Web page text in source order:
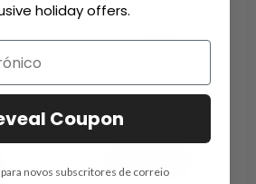
T1 Pro
holiday offers.
Coupon
novos subscritores de correio